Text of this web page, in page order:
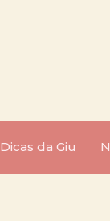
Dicas da Giu